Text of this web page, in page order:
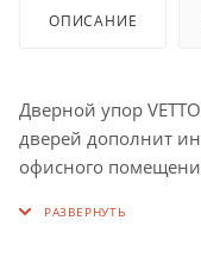
ОПИСАНИЕ
Дверной упор
дверей дополнит
офисного
Цвет: MBP (Черный